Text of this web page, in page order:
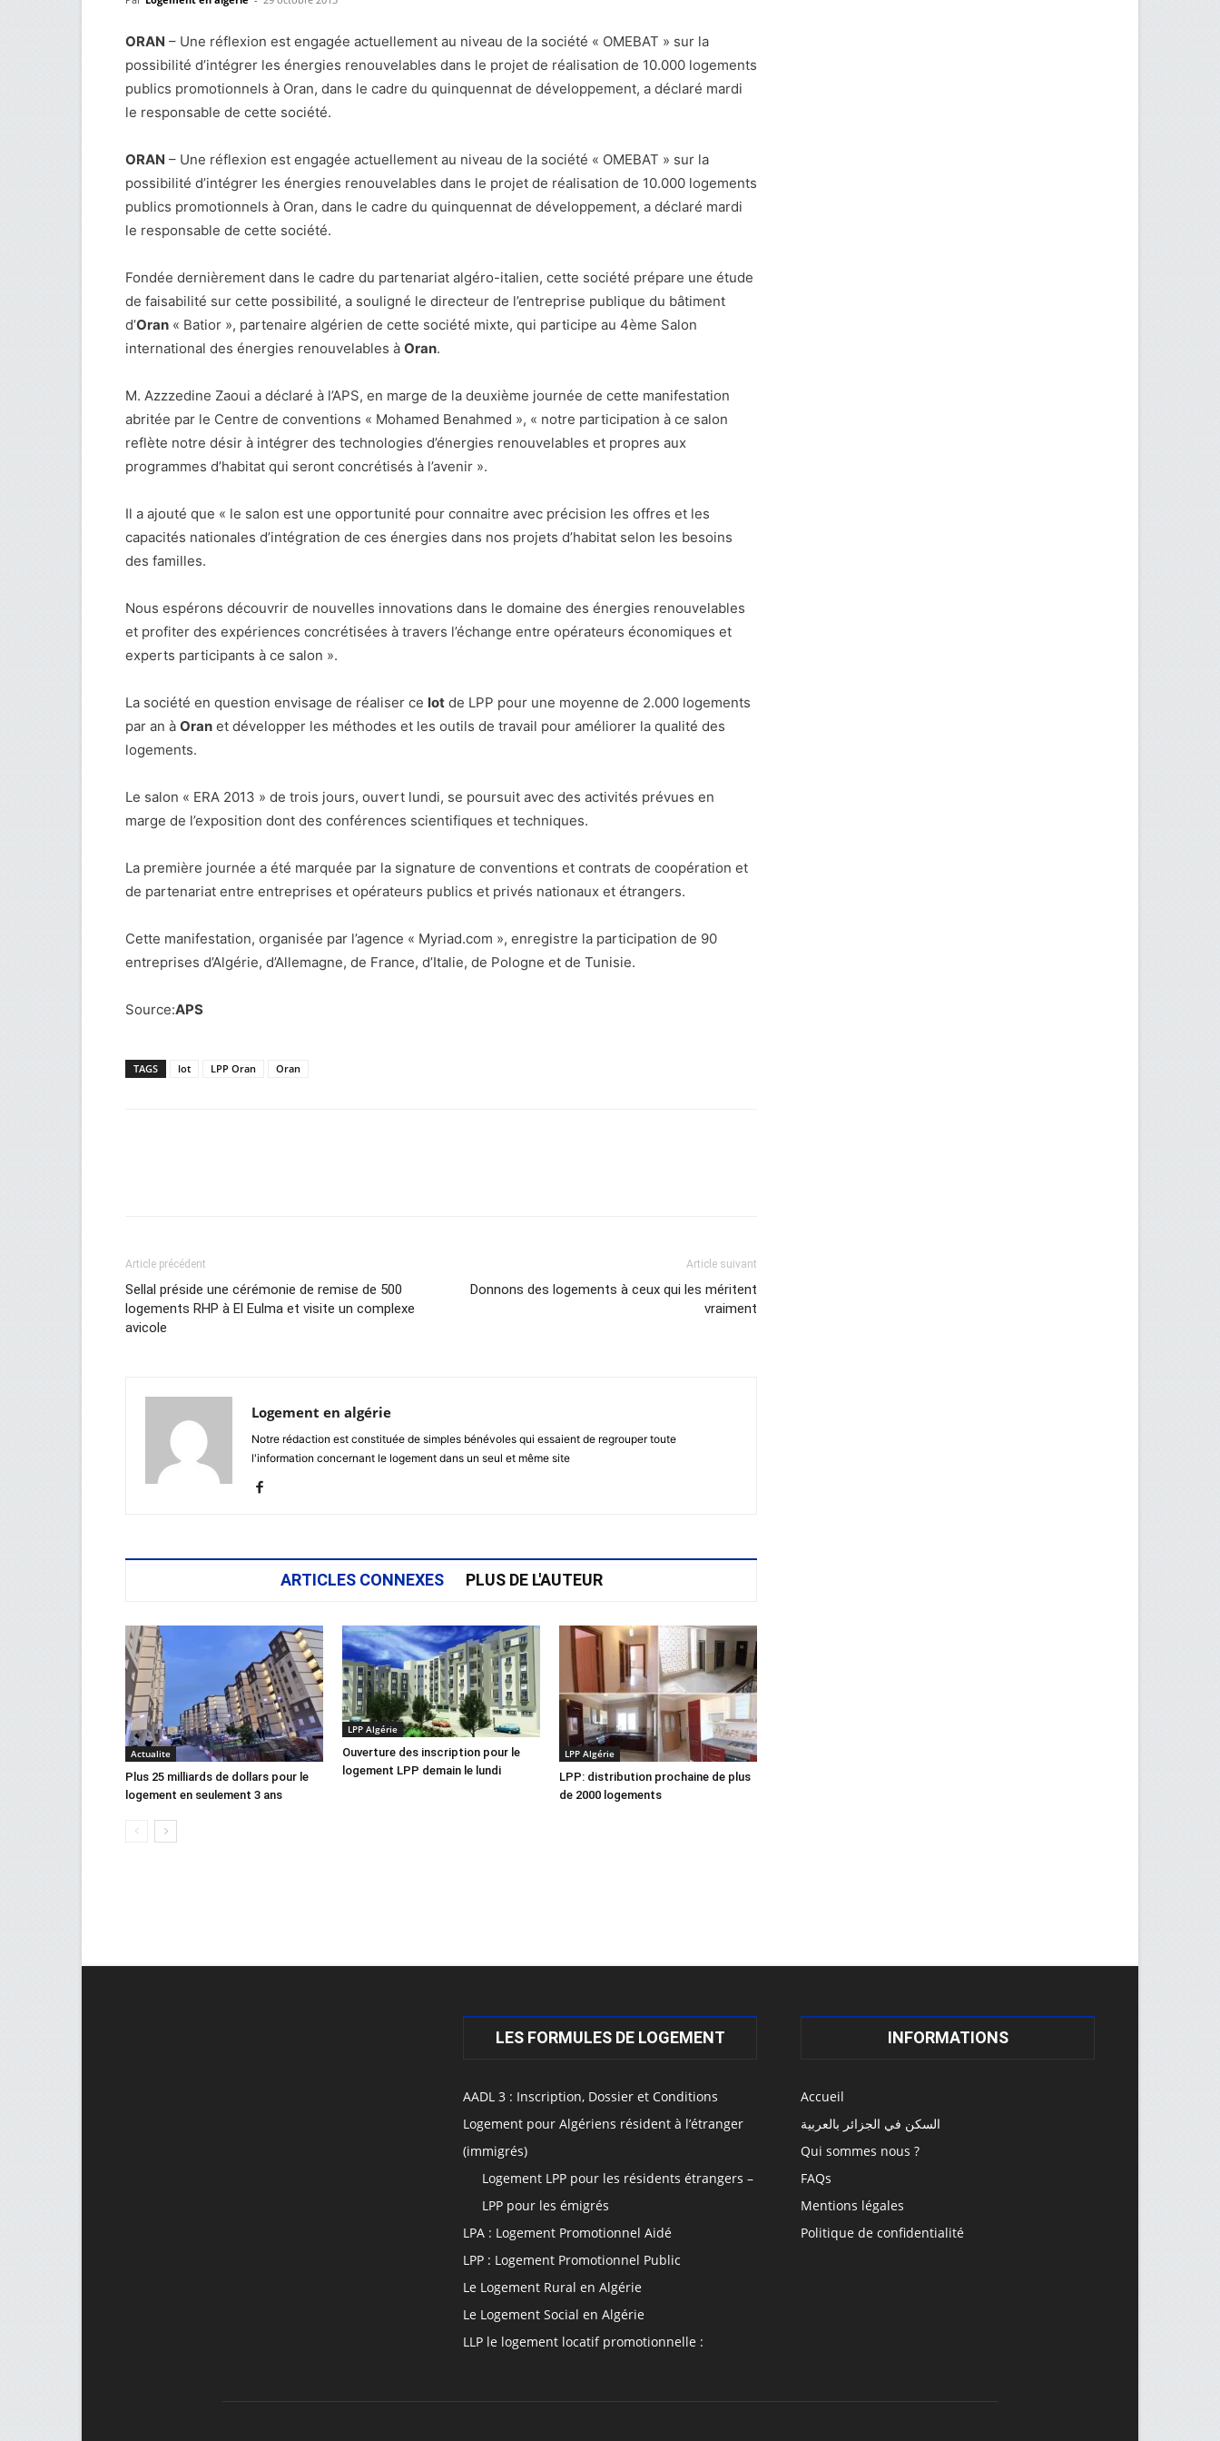
ORAN – Une réflexion est engagée actuellement au niveau de la société « OMEBAT » sur la
possibilité d’intégrer les énergies renouvelables dans le projet de réalisation de 10.000 logements
publics promotionnels à Oran, dans le cadre du quinquennat de développement, a déclaré mardi
le responsable de cette société.
ORAN – Une réflexion est engagée actuellement au niveau de la société « OMEBAT » sur la
possibilité d’intégrer les énergies renouvelables dans le projet de réalisation de 10.000 logements
publics promotionnels à Oran, dans le cadre du quinquennat de développement, a déclaré mardi
le responsable de cette société.
Fondée dernièrement dans le cadre du partenariat algéro-italien, cette société prépare une étude
de faisabilité sur cette possibilité, a souligné le directeur de l’entreprise publique du bâtiment
d’Oran « Batior », partenaire algérien de cette société mixte, qui participe au 4ème Salon
international des énergies renouvelables à Oran.
M. Azzzedine Zaoui a déclaré à l’APS, en marge de la deuxième journée de cette manifestation
abritée par le Centre de conventions « Mohamed Benahmed », « notre participation à ce salon
reflète notre désir à intégrer des technologies d’énergies renouvelables et propres aux
programmes d’habitat qui seront concrétisés à l’avenir ».
Il a ajouté que « le salon est une opportunité pour connaitre avec précision les offres et les
capacités nationales d’intégration de ces énergies dans nos projets d’habitat selon les besoins
des familles.
Nous espérons découvrir de nouvelles innovations dans le domaine des énergies renouvelables
et profiter des expériences concrétisées à travers l’échange entre opérateurs économiques et
experts participants à ce salon ».
La société en question envisage de réaliser ce lot de LPP pour une moyenne de 2.000 logements
par an à Oran et développer les méthodes et les outils de travail pour améliorer la qualité des
logements.
Le salon « ERA 2013 » de trois jours, ouvert lundi, se poursuit avec des activités prévues en
marge de l’exposition dont des conférences scientifiques et techniques.
La première journée a été marquée par la signature de conventions et contrats de coopération et
de partenariat entre entreprises et opérateurs publics et privés nationaux et étrangers.
Cette manifestation, organisée par l’agence « Myriad.com », enregistre la participation de 90
entreprises d’Algérie, d’Allemagne, de France, d’Italie, de Pologne et de Tunisie.
Source:APS
TAGS lot LPP Oran Oran
Article précédent
Sellal préside une cérémonie de remise de 500
logements RHP à El Eulma et visite un complexe
avicole
Article suivant
Donnons des logements à ceux qui les méritent
vraiment
Logement en algérie
Notre rédaction est constituée de simples bénévoles qui essaient de regrouper toute
l'information concernant le logement dans un seul et même site
ARTICLES CONNEXES PLUS DE L'AUTEUR
Actualite
Plus 25 milliards de dollars pour le
logement en seulement 3 ans
LPP Algérie
Ouverture des inscription pour le
logement LPP demain le lundi
LPP Algérie
LPP: distribution prochaine de plus
de 2000 logements
LES FORMULES DE LOGEMENT
AADL 3 : Inscription, Dossier et Conditions
Logement pour Algériens résident à l’étranger
(immigrés)
Logement LPP pour les résidents étrangers –
LPP pour les émigrés
LPA : Logement Promotionnel Aidé
LPP : Logement Promotionnel Public
Le Logement Rural en Algérie
Le Logement Social en Algérie
LLP le logement locatif promotionnelle :
INFORMATIONS
Accueil
السكن في الجزائر بالعربية
Qui sommes nous ?
FAQs
Mentions légales
Politique de confidentialité